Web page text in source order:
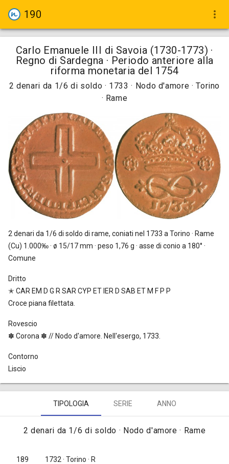
190 more_vert
Carlo Emanuele III di Savoia (1730-1773) ·
Regno di Sardegna · Periodo anteriore alla
riforma monetaria del 1754
2 denari da 1/6 di soldo · 1733 · Nodo d'amore · Torino
· Rame
2 denari da 1/6 di soldo di rame, coniati nel 1733 a Torino · Rame
(Cu) 1.000‰ · ø 15/17 mm · peso 1,76 g · asse di conio a 180° ·
Comune
Dritto
✭ CAR EM D G R SAR CYP ET IER D SAB ET M F P P
Croce piana filettata.
Rovescio
✽ Corona ✽ // Nodo d'amore. Nell'esergo, 1733.
Contorno
Liscio
TIPOLOGIA SERIE ANNO
2 denari da 1/6 di soldo · Nodo d'amore · Rame
189 1732 · Torino · R